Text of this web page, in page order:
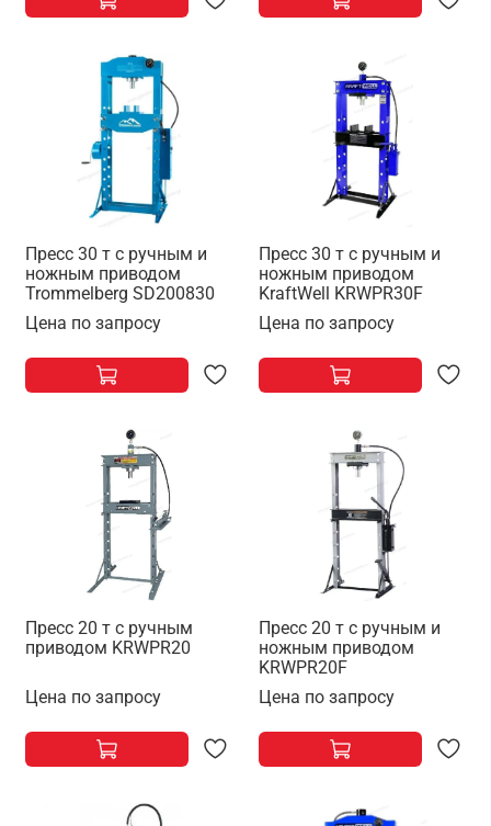
Пресс 30 т с ручным и
ножным приводом
Trommelberg SD200830
Цена по запросу
Пресс 30 т с ручным и
ножным приводом
KraftWell KRWPR30F
Цена по запросу
Пресс 20 т с ручным
приводом KRWPR20
Цена по запросу
Пресс 20 т с ручным и
ножным приводом
KRWPR20F
Цена по запросу